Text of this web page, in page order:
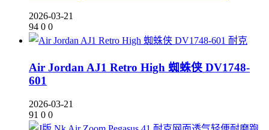
2026-03-21
94 0 0
耐克
Air Jordan AJ1 Retro High 蜘蛛侠 DV1748-
601
2026-03-21
91 0 0